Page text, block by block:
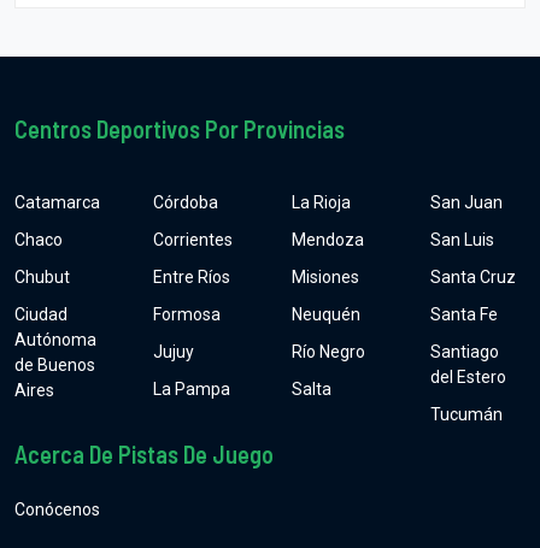
Centros Deportivos Por Provincias
Catamarca
Chaco
Chubut
Ciudad
Autónoma
de Buenos
Aires
Córdoba
Corrientes
Entre Ríos
Formosa
Jujuy
La Pampa
La Rioja
Mendoza
Misiones
Neuquén
Río Negro
Salta
San Juan
San Luis
Santa Cruz
Santa Fe
Santiago
del Estero
Tucumán
Acerca De Pistas De Juego
Conócenos